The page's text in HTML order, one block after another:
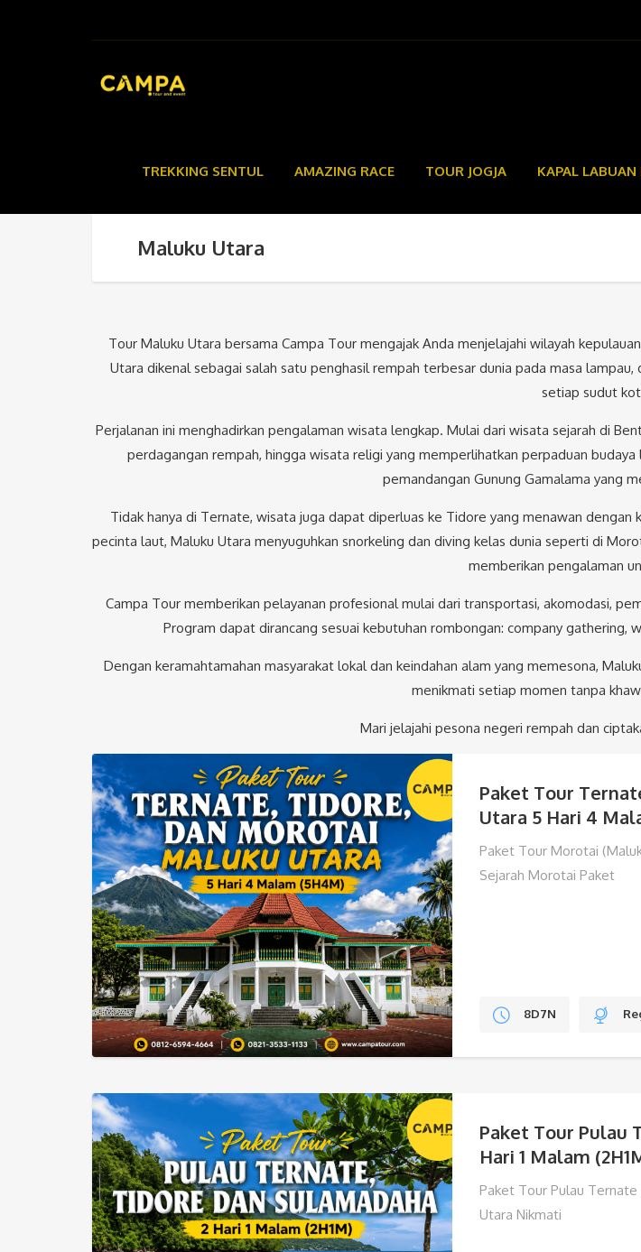
TREKKING SENTUL AMAZING RACE TOUR JOGJA KAPAL LABUAN
Maluku Utara
Tour Maluku Utara bersama Campa Tour mengajak Anda menjelajahi wilayah
Utara dikenal sebagai salah satu penghasil rempah terbesar dunia pada masa
setiap sudut
Perjalanan ini menghadirkan pengalaman wisata lengkap. Mulai dari wisata sejarah di
perdagangan rempah, hingga wisata religi yang memperlihatkan perpaduan
pemandangan Gunung Gamalama yang
Tidak hanya di Ternate, wisata juga dapat diperluas ke Tidore yang menawan
pecinta laut, Maluku Utara menyuguhkan snorkeling dan diving kelas dunia seperti di
memberikan pengalaman
Campa Tour memberikan pelayanan profesional mulai dari transportasi, akomodasi,
Program dapat dirancang sesuai kebutuhan rombongan: company gathering,
Dengan keramahtamahan masyarakat lokal dan keindahan alam yang memesona,
menikmati setiap momen tanpa
Mari jelajahi pesona negeri rempah dan
Paket Tour
Utara 5 Hari 4
Paket Tour Morotai
Sejarah Morotai Paket
8D7N
Paket Tour Pulau
Hari 1 Malam
Paket Tour Pulau Ternate
Utara Nikmati